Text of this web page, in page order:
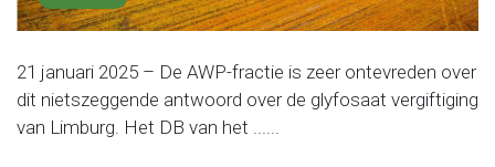
21 januari 2025 – De AWP-fractie is zeer ontevreden over
dit nietszeggende antwoord over de glyfosaat vergiftiging
van Limburg. Het DB van het ......